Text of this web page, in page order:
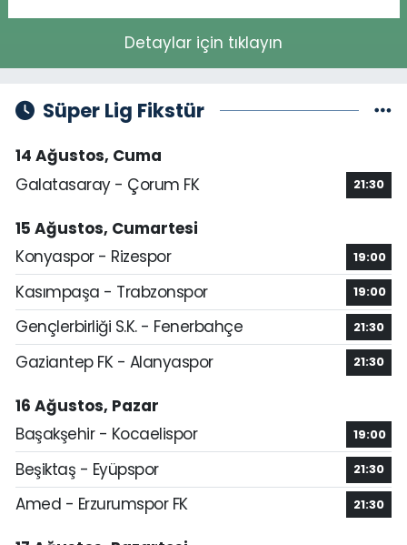
Detaylar için tıklayın
Süper Lig Fikstür
14 Ağustos, Cuma
Galatasaray - Çorum FK
21:30
15 Ağustos, Cumartesi
Konyaspor - Rizespor
19:00
Kasımpaşa - Trabzonspor 19:00
Gençlerbirliği S.K. - Fenerbahçe 21:30
Gaziantep FK - Alanyaspor 21:30
16 Ağustos, Pazar
Başakşehir - Kocaelispor
19:00
Beşiktaş - Eyüpspor 21:30
Amed - Erzurumspor FK 21:30